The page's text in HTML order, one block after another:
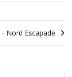
Nord Escapade